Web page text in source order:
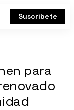
Suscríbete
para